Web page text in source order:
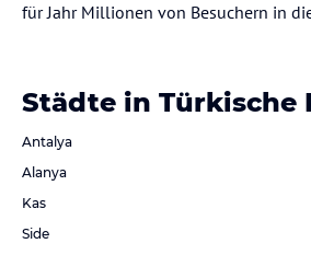
für Jahr Millionen von Besuchern in
Städte in Türkische
Antalya
Alanya
Kas
Side